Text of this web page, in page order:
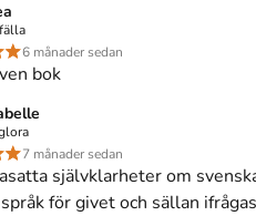
språk
språk. 4:e uppl.
6 månader sedan
bok
7 månader sedan
självklarheter om
för givet och sällan